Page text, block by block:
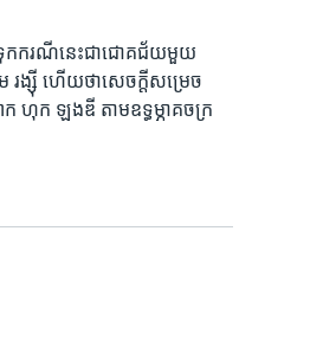
ក​ករណី​នេះ​ជា​ជោគជ័យ​មួយ​
រង្ស៊ី​ ហើយ​ថា​សេចក្តី​សម្រេច​
ក​ ហុក ឡងឌី តាម​ឧទ្ធម្ភាគចក្រ​